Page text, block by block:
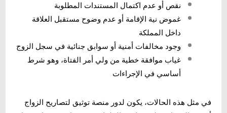
نقص أو عدم اكتمال المستندات المطلوبة
غموض نية الإقامة أو عدم وضوح مستقبل العلاقة
داخل المملكة
وجود مخالفات أمنية أو سوابق جنائية في سجل الزوج
غياب موافقة خطية من ولي أمر الفتاة، وهو شرط
أساسي في الإجراءات
في مثل هذه الحالات، يكون لدور منصة توثيق لتصاريح الزواج